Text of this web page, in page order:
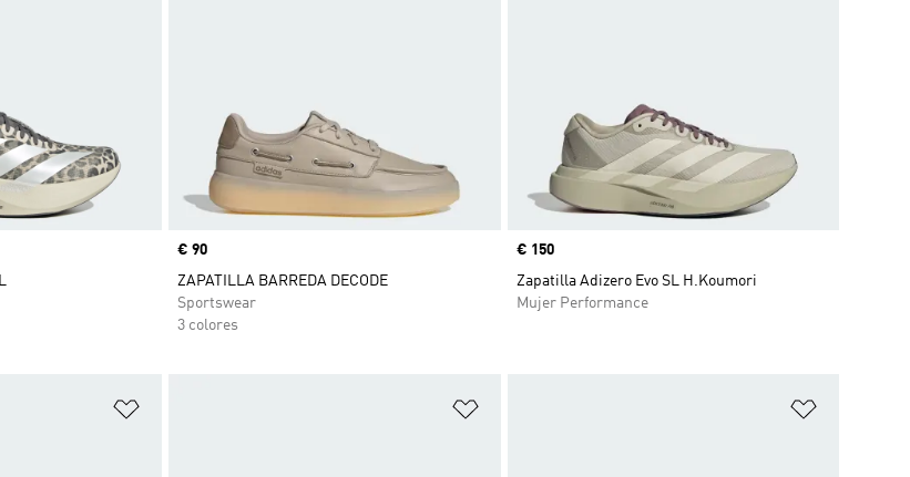
Precio
€ 90
ZAPATILLA BARREDA DECODE
Sportswear
3 colores
Precio
€ 150
Zapatilla Adizero Evo SL H.Koumori
Mujer Performance